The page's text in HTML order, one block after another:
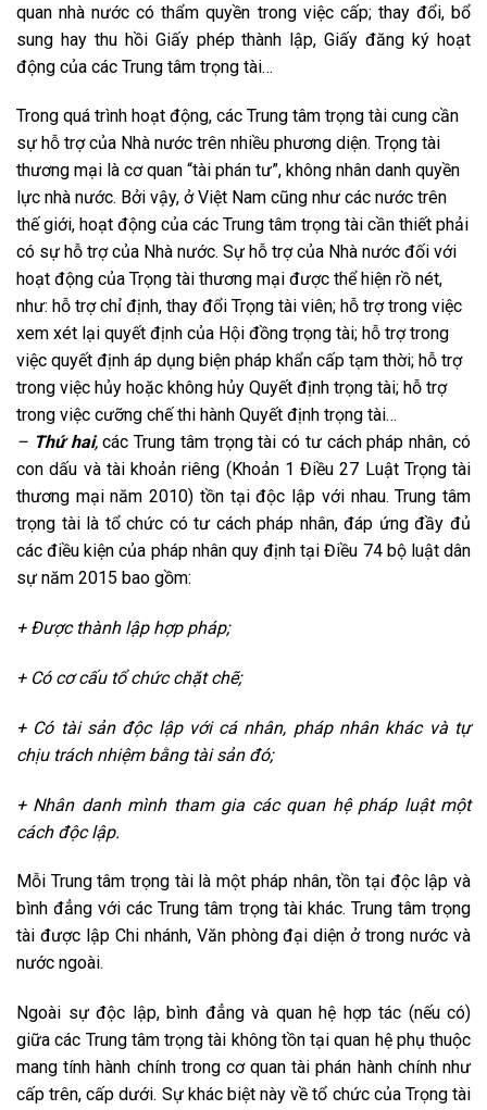
quan nhà nước có thẩm quyền trong việc cấp; thay đổi, bổ
sung hay thu hồi Giấy phép thành lập, Giấy đăng ký hoạt
động của các Trung tâm trọng tài…
Trong quá trình hoạt động, các Trung tâm trọng tài cung cần
sự hỗ trợ của Nhà nước trên nhiều phương diện. Trọng tài
thương mại là cơ quan “tài phán tư”, không nhân danh quyền
lực nhà nước. Bởi vậy, ở Việt Nam cũng như các nước trên
thế giới, hoạt động của các Trung tâm trọng tài cần thiết phải
có sự hỗ trợ của Nhà nước. Sự hỗ trợ của Nhà nước đối với
hoạt động của Trọng tài thương mại được thể hiện rồ nét,
như: hỗ trợ chỉ định, thay đổi Trọng tài viên; hỗ trợ trong việc
xem xét lại quyết định của Hội đồng trọng tài; hỗ trợ trong
việc quyết định áp dụng biện pháp khẩn cấp tạm thời; hỗ trợ
trong việc hủy hoặc không hủy Quyết định trọng tài; hỗ trợ
trong việc cưỡng chế thi hành Quyết định trọng tài…
– Thứ hai,các Trung tâm trọng tài có tư cách pháp nhân, có
con dấu và tài khoản riêng (Khoản 1 Điều 27 Luật Trọng tài
thương mại năm 2010) tồn tại độc lập với nhau. Trung tâm
trọng tài là tổ chức có tư cách pháp nhân, đáp ứng đầy đủ
các điều kiện của pháp nhân quy định tại Điều 74 bộ luật dân
sự năm 2015 bao gồm:
+ Được thành lập hợp pháp;
+ Có cơ cấu tổ chức chặt chẽ;
+ Có tài sản độc lập với cá nhân, pháp nhân khác và tự
chịu trách nhiệm bằng tài sản đó;
+ Nhân danh mình tham gia các quan hệ pháp luật một
cách độc lập.
Mỗi Trung tâm trọng tài là một pháp nhân, tồn tại độc lập và
bình đẳng với các Trung tâm trọng tài khác. Trung tâm trọng
tài được lập Chi nhánh, Văn phòng đại diện ở trong nước và
nước ngoài.
Ngoài sự độc lập, bình đẳng và quan hệ hợp tác (nếu có)
giữa các Trung tâm trọng tài không tồn tại quan hệ phụ thuộc
mang tính hành chính trong cơ quan tài phán hành chính như
cấp trên, cấp dưới. Sự khác biệt này về tổ chức của Trọng tài